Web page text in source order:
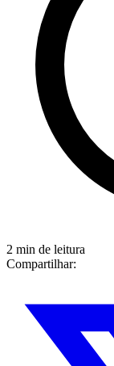
2 min de leitura
Compartilhar: